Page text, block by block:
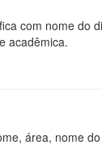
com nome do
acadêmica.
área, nome